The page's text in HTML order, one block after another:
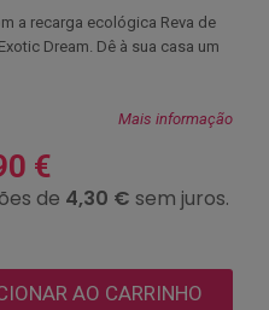
a recarga ecológica Reva de
Dream. Dê à sua casa um
Mais informação
€
AO CARRINHO